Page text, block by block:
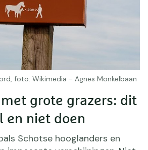
grote grazers: dit
en niet doen
Schotse hooglanders en
foto: Wikimedia - Agnes Monkelbaan